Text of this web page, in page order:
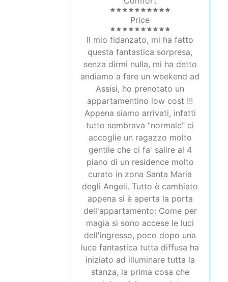
questa fantastica sorpresa,
senza dirmi nulla, mi ha detto
andiamo a fare un weekend ad
Assisi, ho prenotato un
appartamentino low cost !!!
Appena siamo arrivati, infatti
tutto sembrava "normale" ci
accoglie un ragazzo molto
gentile che ci fa' salire al 4
piano di un residence molto
curato in zona Santa Maria
degli Angeli. Tutto è cambiato
appena si è aperta la porta
dell'appartamento: Come per
magia si sono accese le luci
dell'ingresso, poco dopo una
luce fantastica tutta diffusa ha
iniziato ad illuminare tutta la
stanza, la prima cosa che
colpisce è l'enorme letto
rotondo, poi la vasca
idromassaggio dentro la
camera, ed una doccia che